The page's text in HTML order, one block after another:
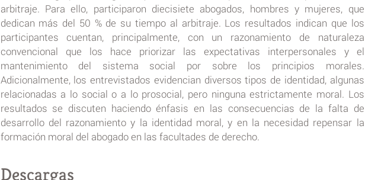
arbitraje. Para ello, participaron diecisiete abogados, hombres y mujeres, que
dedican más del 50 % de su tiempo al arbitraje. Los resultados indican que los
participantes cuentan, principalmente, con un razonamiento de naturaleza
convencional que los hace priorizar las expectativas interpersonales y el
mantenimiento del sistema social por sobre los principios morales.
Adicionalmente, los entrevistados evidencian diversos tipos de identidad, algunas
relacionadas a lo social o a lo prosocial, pero ninguna estrictamente moral. Los
resultados se discuten haciendo énfasis en las consecuencias de la falta de
desarrollo del razonamiento y la identidad moral, y en la necesidad repensar la
formación moral del abogado en las facultades de derecho.
Descargas